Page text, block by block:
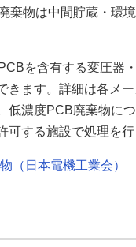
棄物は中間貯蔵・環
を含有する変圧器
きます。詳細は各メ
低濃度PCB廃棄物に
可する施設で処理を
（日本電機工業会）